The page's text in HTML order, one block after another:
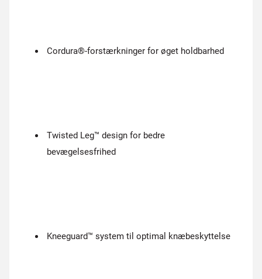
Cordura®-forstærkninger for øget holdbarhed
Twisted Leg™ design for bedre
bevægelsesfrihed
Kneeguard™ system til optimal knæbeskyttelse